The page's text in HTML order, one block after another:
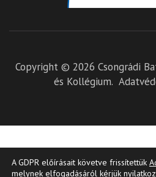
Copyright © 2026 Csongrádi
és Kollégium.
A GDPR előírásait követve frissítettük
melynek elfogadásáról kérjük